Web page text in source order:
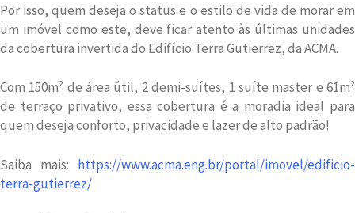
Por isso, quem deseja o status e o estilo de vida de morar em
um imóvel como este, deve ficar atento às últimas unidades
da cobertura invertida do Edifício Terra Gutierrez, da ACMA.
Com 150m² de área útil, 2 demi-suítes, 1 suíte master e 61m²
de terraço privativo, essa cobertura é a moradia ideal para
quem deseja conforto, privacidade e lazer de alto padrão!
Saiba mais: https://www.acma.eng.br/portal/imovel/edificio-
terra-gutierrez/